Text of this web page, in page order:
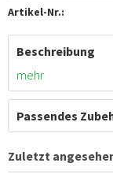
Artikel-Nr.:
Beschreibung
mehr
Passendes
Zuletzt